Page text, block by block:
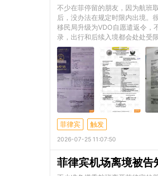
不少在菲停留的朋友，因为航班
后，没办法在规定时限内出境。
移民局升级为VDO自愿遣返令，
录，出行和后续入境都会处处受
菲律宾 触发
2026-07-25 11:07:50
菲律宾机场离境被告